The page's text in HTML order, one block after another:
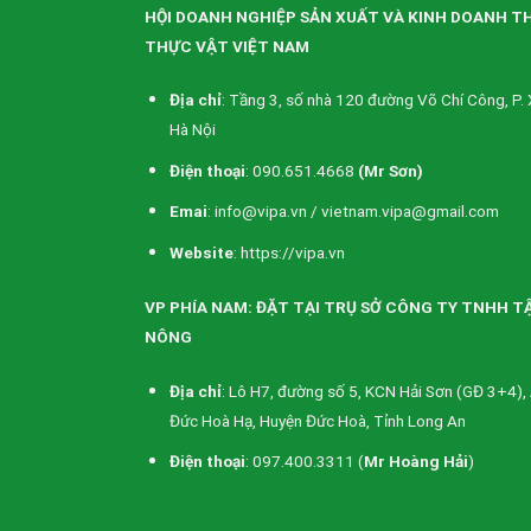
HỘI DOANH NGHIỆP SẢN XUẤT VÀ KINH DOANH
THỰC VẬT VIỆT NAM
Địa chỉ: Tầng 3, số nhà 120 đường Võ Chí Công, P.
Hà Nội
Điện thoại: 090.651.4668 (Mr Sơn)
Emai: info@vipa.vn / vietnam.vipa@gmail.com
Website: https://vipa.vn
VP PHÍA NAM: ĐẶT TẠI TRỤ SỞ CÔNG TY TNHH
NÔNG
Địa chỉ: Lô H7, đường số 5, KCN Hải Sơn (GĐ 3+4),
Đức Hoà Hạ, Huyện Đức Hoà, Tỉnh Long An
Điện thoại: 097.400.3311 (Mr Hoàng Hải)